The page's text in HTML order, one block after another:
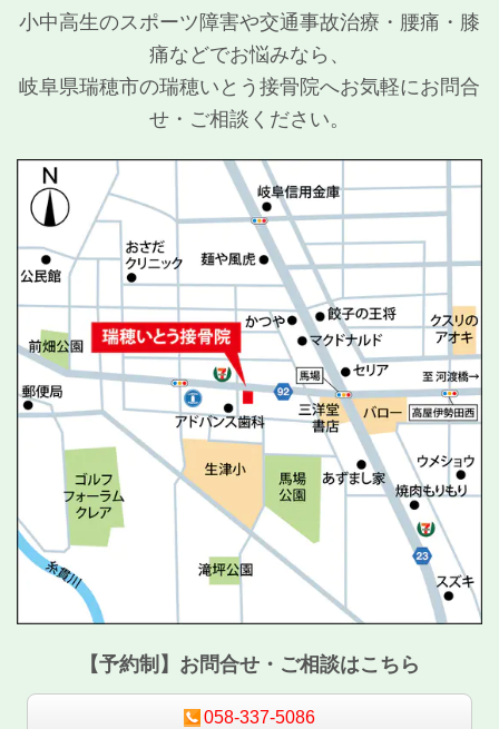
小中高生のスポーツ障害や交通事故治療・腰痛・膝
痛などでお悩みなら、
岐阜県瑞穂市の瑞穂いとう接骨院へお気軽にお問合
せ・ご相談ください。
【予約制】お問合せ・ご相談はこちら
058-337-5086